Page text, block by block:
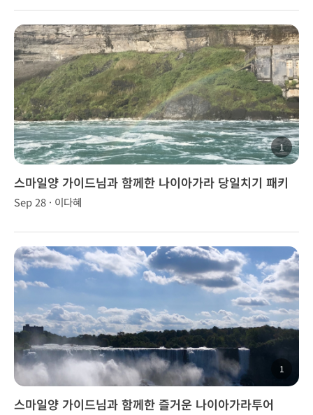
1
스마일양 가이드님과 함께한 나이아가라 당일치기 패키
지
Sep 28 · 이다혜
1
스마일양 가이드님과 함께한 즐거운 나이아가라투어